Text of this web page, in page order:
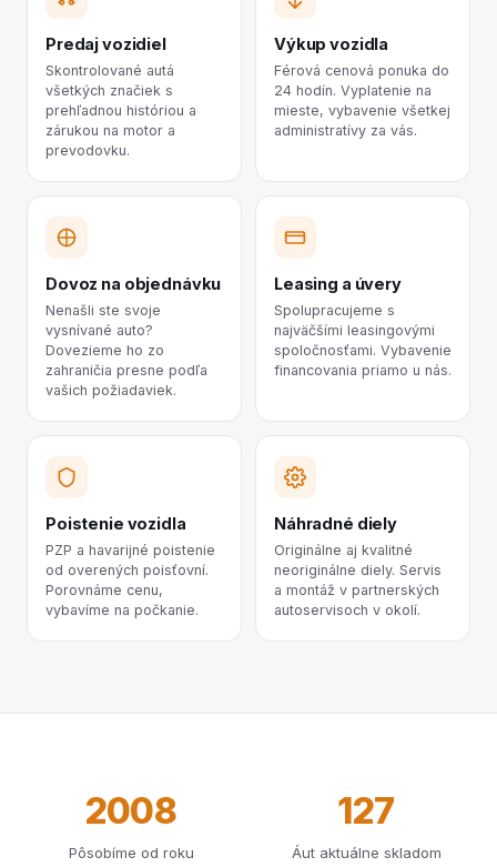
Predaj vozidiel
Skontrolované autá
všetkých značiek s
prehľadnou históriou a
zárukou na motor a
prevodovku.
Výkup vozidla
Férová cenová ponuka do
24 hodín. Vyplatenie na
mieste, vybavenie všetkej
administratívy za vás.
Dovoz na objednávku
Nenašli ste svoje
vysnívané auto?
Dovezieme ho zo
zahraničia presne podľa
vašich požiadaviek.
Leasing a úvery
Spolupracujeme s
najväčšími leasingovými
spoločnosťami. Vybavenie
financovania priamo u nás.
Poistenie vozidla
PZP a havarijné poistenie
od overených poisťovní.
Porovnáme cenu,
vybavíme na počkanie.
Náhradné diely
Originálne aj kvalitné
neoriginálne diely. Servis
a montáž v partnerských
autoservisoch v okolí.
2008
Pôsobíme od roku
127
Áut aktuálne skladom